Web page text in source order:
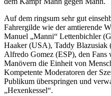
Auf dem ringsum sehr gut
Fahrergilde wie der amtierende
Manuel „Manni“ Lettenbichler
Haaker (USA), Taddy
Alfredo Gomez (ESP), den Fans
Manövern die Einheit von
Kompetente Moderatoren der
Publikum überspringen und
„Hexenkessel“.